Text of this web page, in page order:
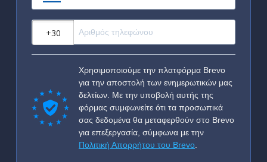
Χρησιμοποιούμε την πλατφόρμα Brevo
για την αποστολή των ενημερωτικών μας
δελτίων. Με την υποβολή αυτής της
φόρμας συμφωνείτε ότι τα προσωπικά
σας δεδομένα θα μεταφερθούν στο Brevo
για επεξεργασία, σύμφωνα με την
Πολιτική Απορρήτου του Brevo